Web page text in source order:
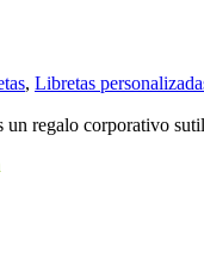
, Libretas
regalo corporativo